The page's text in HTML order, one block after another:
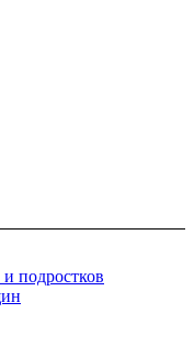
подростков